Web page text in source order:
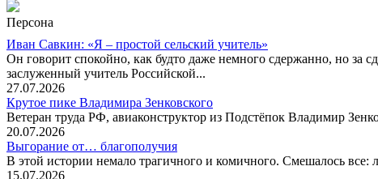
Персона
Иван Савкин: «Я – простой сельский учитель»
Он говорит спокойно, как будто даже немного сдержанно, но за
заслуженный учитель Российской...
27.07.2026
Крутое пике Владимира Зенковского
Ветеран труда РФ, авиаконструктор из Подстёпок Владимир
20.07.2026
Выгорание от… благополучия
В этой истории немало трагичного и комичного. Смешалось
15.07.2026